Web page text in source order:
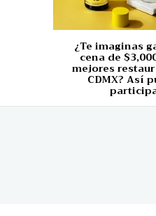
¿Te imaginas
cena de
mejores
CDMX? Así